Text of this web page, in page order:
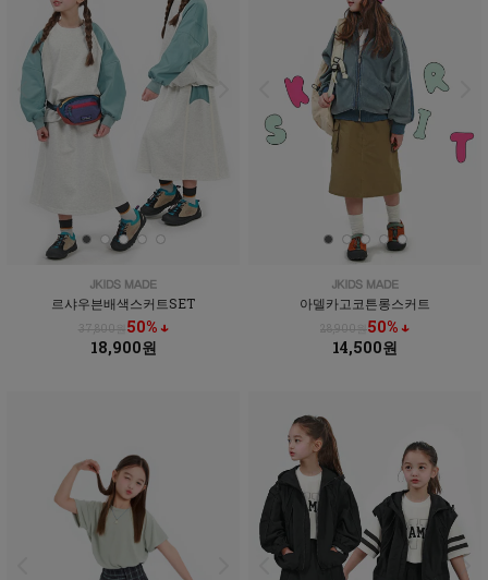
르샤우븐배색스커트SET
37,800원50% ↓
18,900원
아델카고코튼롱스커트
28,900원50% ↓
14,500원